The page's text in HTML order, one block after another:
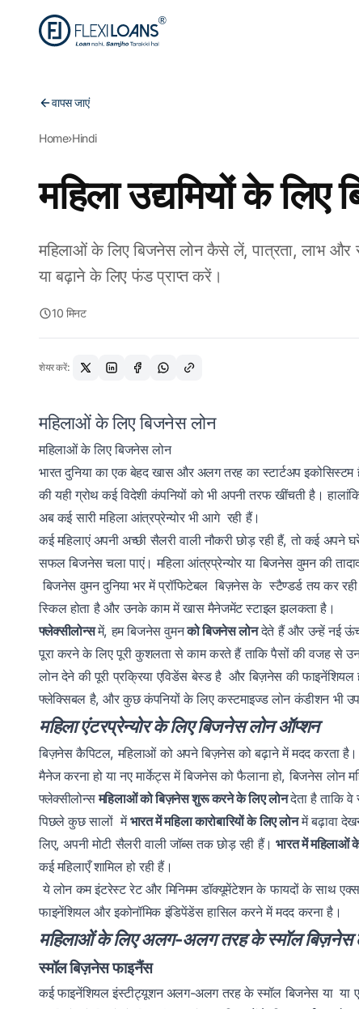
वापस जाएं
Home›Hindi
महिला उद्यमियों के
महिलाओं के लिए बिजनेस लोन कैसे लें, पात्रता, लाभ और
या बढ़ाने के लिए फंड प्राप्त करें।
10 मिनट
शेयर करें:
महिलाओं के लिए बिजनेस लोन
महिलाओं के लिए बिजनेस लोन
भारत दुनिया का एक बेहद खास और अलग तरह का स्टार्टअप
की यही ग्रोथ कई विदेशी कंपनियों को भी अपनी तरफ खींचती है।
अब कई सारी महिला आंत्रप्रेन्योर भी आगे रही हैं।
कई महिलाएं अपनी अच्छी सैलरी वाली नौकरी छोड़ रही हैं, तो कई
सफल बिजनेस चला पाएं। महिला आंत्रप्रेन्योर या बिजनेस वुमन की
बिजनेस वुमन दुनिया भर में प्रॉफिटेबल बिज़नेस के स्टैण्डर्ड तय कर
स्किल होता है और उनके काम में खास मैनेजमेंट स्टाइल झलकता है।
फ्लेक्सीलोन्समें, हम बिजनेस वुमनको बिजनेस लोनदेते हैं और उन्हें नई
पूरा करने के लिए पूरी कुशलता से काम करते हैं ताकि पैसों की वजह से
लोन देने की पूरी प्रक्रिया एविडेंस बेस्ड है और बिज़नेस की फाइनेंशियल
फ्लेक्सिबल है, और कुछ कंपनियों के लिए कस्टमाइज्ड लोन कंडीशन भी
महिला एंटरप्रेन्योर के लिए बिजनेस लोन ऑप्शन
बिज़नेस कैपिटल, महिलाओं को अपने बिज़नेस को बढ़ाने में मदद करता
मैनेज करना हो या नए मार्केट्स में बिजनेस को फैलाना हो, बिजनेस लोन
फ्लेक्सीलोन्समहिलाओं को बिज़नेस शुरू करने के लिए लोनदेता है ताकि
पिछले कुछ सालों मेंभारत में महिला कारोबारियों के लिए लोनमें बढ़ावा
लिए, अपनी मोटी सैलरी वाली जॉब्स तक छोड़ रही हैं।भारत में महिलाओं
कई महिलाएँ शामिल हो रही हैं।
ये लोन कम इंटरेस्ट रेट और मिनिमम डॉक्यूमेंटेशन के फायदों के साथ
फाइनेंशियल और इकोनॉमिक इंडिपेंडेंस हासिल करने में मदद करना है।
महिलाओं के लिए अलग-अलग तरह के स्मॉल बिज़नेस
स्मॉल बिज़नेस फाइनैंस
कई फाइनेंशियल इंस्टीट्यूशन अलग-अलग तरह के स्मॉल बिजनेस या या